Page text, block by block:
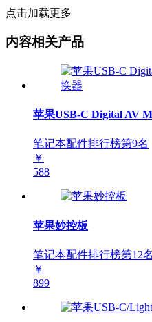
点击加载更多
内容相关产品
苹果USB-C Digital AV
笔记本配件排行榜第9名
￥
588
苹果妙控板
笔记本配件排行榜第12名
￥
899